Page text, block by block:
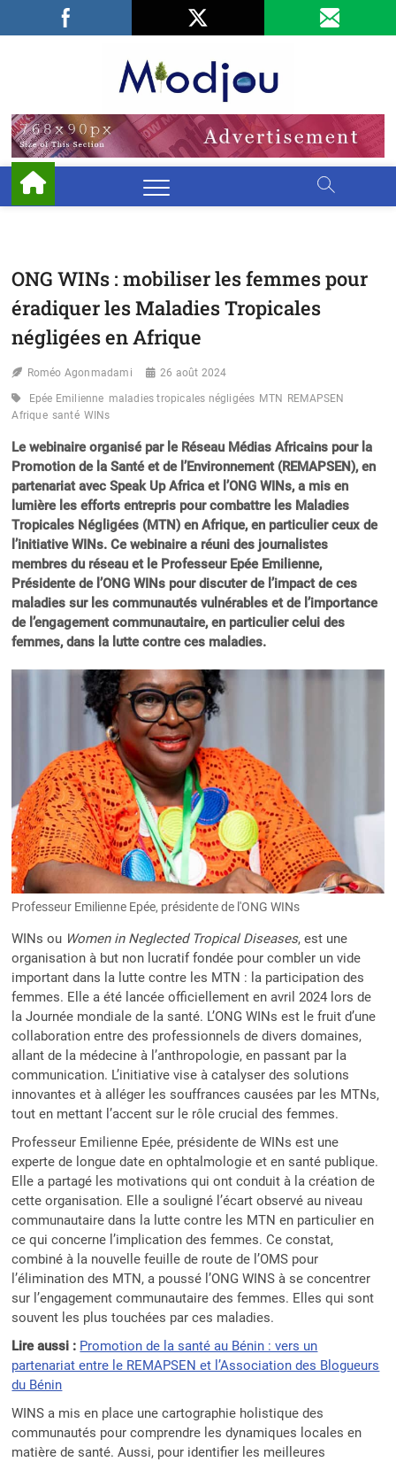
Facebook
LinkedIn
ONG WINs : mobiliser les femmes pour
éradiquer les Maladies Tropicales
négligées en Afrique
Roméo Agonmadami 26 août 2024
Epée Emilienne maladies tropicales négligées MTN
REMAPSEN
Afrique santé WINs
Le webinaire organisé par le Réseau Médias Africains pour la
Promotion de la Santé et de l’Environnement (REMAPSEN), en
partenariat avec Speak Up Africa et l’ONG WINs, a mis en
lumière les efforts entrepris pour combattre les Maladies
Tropicales Négligées (MTN) en Afrique, en particulier ceux de
l’initiative WINs. Ce webinaire a réuni des journalistes
membres du réseau et le Professeur Epée Emilienne,
Présidente de l’ONG WINs pour discuter de l’impact de ces
maladies sur les communautés vulnérables et de l’importance
de l’engagement communautaire, en particulier celui des
femmes, dans la lutte contre ces maladies.
Professeur Emilienne Epée, présidente de l'ONG WINs
WINs ou Women in Neglected Tropical Diseases, est une
organisation à but non lucratif fondée pour combler un vide
important dans la lutte contre les MTN : la participation des
femmes. Elle a été lancée officiellement en avril 2024 lors de
la Journée mondiale de la santé. L’ONG WINs est le fruit d’une
collaboration entre des professionnels de divers domaines,
allant de la médecine à l’anthropologie, en passant par la
communication. L’initiative vise à catalyser des solutions
innovantes et à alléger les souffrances causées par les MTNs,
tout en mettant l’accent sur le rôle crucial des femmes.
Professeur Emilienne Epée, présidente de WINs est une
experte de longue date en ophtalmologie et en santé publique.
Elle a partagé les motivations qui ont conduit à la création de
cette organisation. Elle a souligné l’écart observé au niveau
communautaire dans la lutte contre les MTN en particulier en
ce qui concerne l’implication des femmes. Ce constat,
combiné à la nouvelle feuille de route de l’OMS pour
l’élimination des MTN, a poussé l’ONG WINS à se concentrer
sur l’engagement communautaire des femmes. Elles qui sont
souvent les plus touchées par ces maladies.
Lire aussi : Promotion de la santé au Bénin : vers un
partenariat entre le REMAPSEN et l’Association des Blogueurs
du Bénin
WINS a mis en place une cartographie holistique des
communautés pour comprendre les dynamiques locales en
matière de santé. Aussi, pour identifier les meilleures